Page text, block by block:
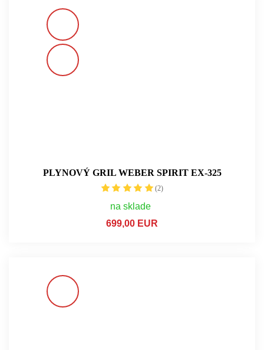
PLYNOVÝ GRIL WEBER SPIRIT EX-325
(2)
na sklade
699,00 EUR